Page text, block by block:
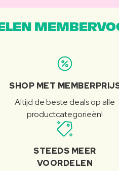
SHOP MET
Altijd de beste deals op alle
productcategorieën!
STEEDS MEER
VOORDELEN